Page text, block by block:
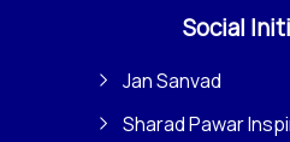
Social
Jan Sanvad
Sharad Pawar